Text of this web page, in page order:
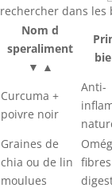
rechercher dans
Nom d
speraliment
▼ ▲
Curcuma +
poivre noir
Anti-
Graines de
chia ou de lin
moulues